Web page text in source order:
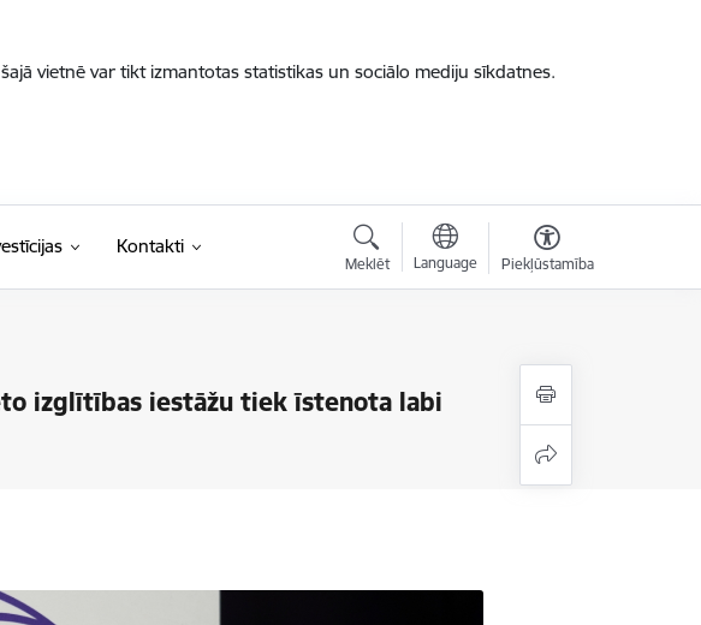
vietnē var tikt izmantotas statistikas un sociālo mediju sīkdatnes.
Kontakti
Meklēt Language Piekļūstamība
izglītības iestāžu tiek īstenota labi